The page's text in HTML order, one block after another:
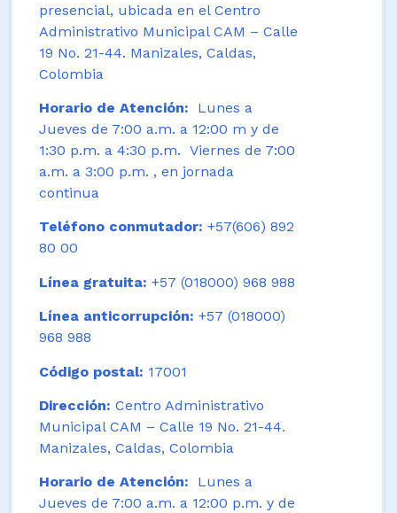
presencial, ubicada en el Centro
Administrativo Municipal CAM – Calle
19 No. 21-44. Manizales, Caldas,
Colombia
Horario de Atención:
Lunes a
Jueves de 7:00 a.m. a 12:00 m y de
1:30 p.m. a 4:30 p.m. Viernes de 7:00
a.m. a 3:00 p.m. , en jornada
continua
Teléfono conmutador: +57(606) 892
80 00
Línea gratuita: +57 (018000) 968 988
Línea anticorrupción: +57 (018000)
968 988
Código postal: 17001
Dirección: Centro Administrativo
Municipal CAM – Calle 19 No. 21-44.
Manizales, Caldas, Colombia
Horario de Atención: Lunes a
Jueves de 7:00 a.m. a 12:00 p.m. y de